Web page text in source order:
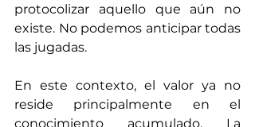
protocolizar aquello que aún no
existe. No podemos anticipar todas
las jugadas.
En este contexto, el valor ya no
reside principalmente en el
conocimiento acumulado. La